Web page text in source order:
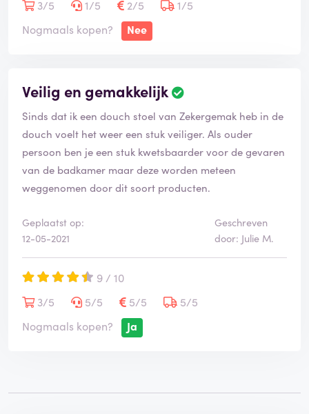
3/5
1/5 2/5
1/5
Nogmaals kopen?
Nee
Veilig en gemakkelijk
Sinds dat ik een douch stoel van Zekergemak heb in de
douch voelt het weer een stuk veiliger. Als ouder
persoon ben je een stuk kwetsbaarder voor de gevaren
van de badkamer maar deze worden meteen
weggenomen door dit soort producten.
Geplaatst op:
12-05-2021
Geschreven
door: Julie M.
9 / 10
3/5
5/5 5/5
5/5
Nogmaals kopen?
Ja